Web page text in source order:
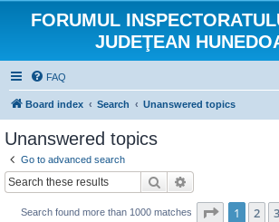
FORUMUL
JUDEŢEAN
FAQ
Board index Search Unanswered topics
Unanswered topics
Go to advanced search
Search
Search found more than 1000 matches Page 1of 20
1 2 3